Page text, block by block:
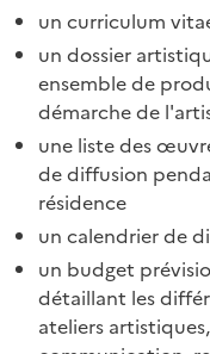
un curriculum
un dossier
ensemble de
démarche de
une liste des
de diffusion
résidence
un calendrier de
un budget
détaillant les
ateliers